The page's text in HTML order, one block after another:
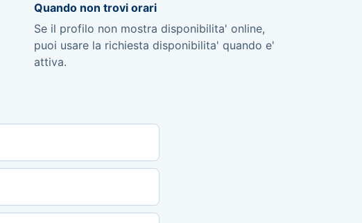
Quando non trovi orari
Se il profilo non mostra disponibilita' online,
puoi usare la richiesta disponibilita' quando e'
attiva.